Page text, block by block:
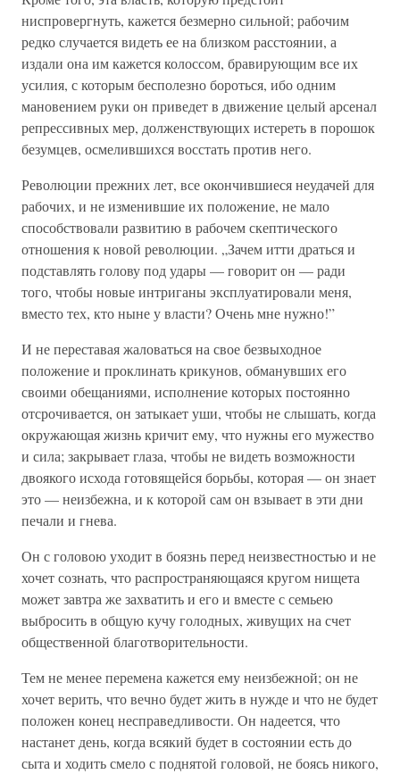
ниспровергнуть, кажется безмерно сильной; рабочим
редко случается видеть ее на близком расстоянии, а
издали она им кажется колоссом, бравирующим все их
усилия, с которым бесполезно бороться, ибо одним
мановением руки он приведет в движение целый арсенал
репрессивных мер, долженствующих истереть в порошок
безумцев, осмелившихся восстать против него.
Революции прежних лет, все окончившиеся неудачей для
рабочих, и не изменившие их положение, не мало
способствовали развитию в рабочем скептического
отношения к новой революции. „Зачем итти драться и
подставлять голову под удары — говорит он — ради
того, чтобы новые интриганы эксплуатировали меня,
вместо тех, кто ныне у власти? Очень мне нужно!”
И не переставая жаловаться на свое безвыходное
положение и проклинать крикунов, обманувших его
своими обещаниями, исполнение которых постоянно
отсрочивается, он затыкает уши, чтобы не слышать, когда
окружающая жизнь кричит ему, что нужны его мужество
и сила; закрывает глаза, чтобы не видеть возможности
двоякого исхода готовящейся борьбы, которая — он знает
это — неизбежна, и к которой сам он взывает в эти дни
печали и гнева.
Он с головою уходит в боязнь перед неизвестностью и не
хочет сознать, что распространяющаяся кругом нищета
может завтра же захватить и его и вместе с семьею
выбросить в общую кучу голодных, живущих на счет
общественной благотворительности.
Тем не менее перемена кажется ему неизбежной; он не
хочет верить, что вечно будет жить в нужде и что не будет
положен конец несправедливости. Он надеется, что
настанет день, когда всякий будет в состоянии есть до
сыта и ходить смело с поднятой головой, не боясь никого,